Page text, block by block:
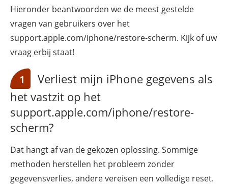
Hieronder beantwoorden we de meest gestelde
vragen van gebruikers over het
support.apple.com/iphone/restore-scherm. Kijk of uw
vraag erbij staat!
1
Verliest mijn iPhone gegevens als
het vastzit op het
support.apple.com/iphone/restore-
scherm?
Dat hangt af van de gekozen oplossing. Sommige
methoden herstellen het probleem zonder
gegevensverlies, andere vereisen een volledige reset.